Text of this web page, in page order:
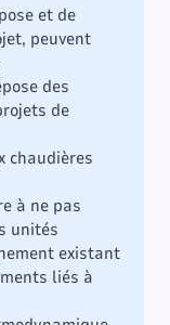
et de
peuvent
des
de
chaudières
à ne pas
unités
existant
liés à